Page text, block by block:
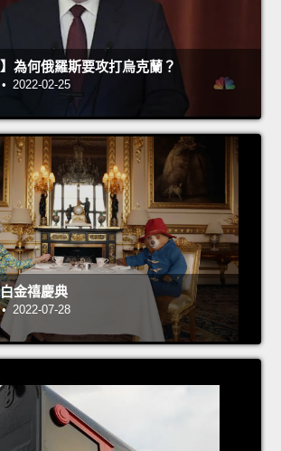
為何俄羅斯要攻打烏克蘭？
2022-02-25
金禧慶典
2022-07-28